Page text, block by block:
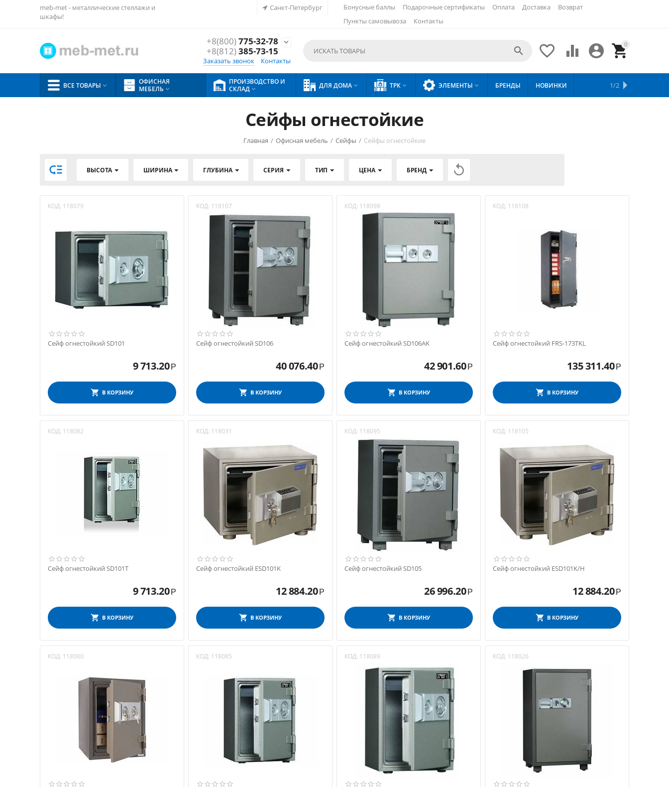
meb-met - металлические стеллажи и
шкафы!
Санкт-Петербург Бонусные баллы Подарочные сертификаты Оплата Доставка
Возврат
Пункты самовывоза
Контакты
+8(800)775-32-78
+8(812)385-73-15

Заказать звонок Контакты
0


 

ВСЕ ТОВАРЫ 
ОФИСНАЯ
МЕБЕЛЬ 
ПРОИЗВОДСТВО И
СКЛАД  ДЛЯ ДОМА  ТРК  ЭЛЕМЕНТЫ  БРЕНДЫ НОВИНКИ 1/2
Сейфы огнестойкие
Главная / Офисная мебель / Сейфы / Сейфы огнестойкие
 ВЫСОТА ШИРИНА ГЛУБИНА СЕРИЯ ТИП ЦЕНА БРЕНД 
КОД: 118079
Сейф огнестойкий SD101
9 713.20 Р
В КОРЗИНУ
КОД: 118107
Сейф огнестойкий SD106
40 076.40 Р
В КОРЗИНУ
КОД: 118098
Сейф огнестойкий SD106AK
42 901.60 Р
В КОРЗИНУ
КОД: 118108
Сейф огнестойкий FRS-173ТKL
135 311.40 Р
В КОРЗИНУ
КОД: 118082
Сейф огнестойкий SD101Т
9 713.20 Р
В КОРЗИНУ
КОД: 118031
Сейф огнестойкий ESD101K
12 884.20 Р
В КОРЗИНУ
КОД: 118095
Сейф огнестойкий SD105
26 996.20 Р
В КОРЗИНУ
КОД: 118105
Сейф огнестойкий ESD101K/H
12 884.20 Р
В КОРЗИНУ
КОД: 118080 КОД: 118085 КОД: 118089 КОД: 118026